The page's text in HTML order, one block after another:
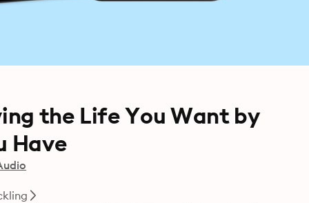
the Life You Want by
Have